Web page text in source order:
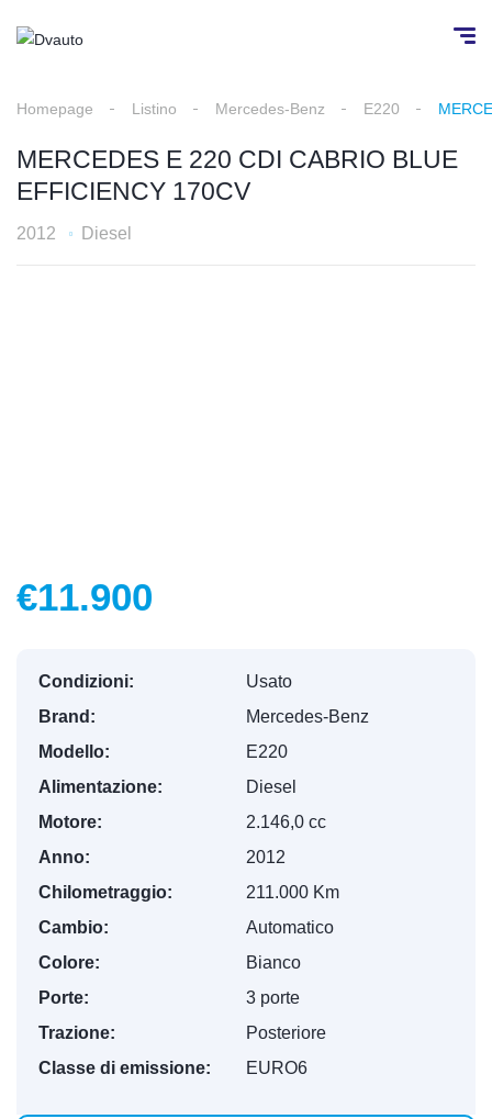
Homepage Listino Mercedes-Benz E220
MERCEDES E 220 CDI CABRIO BLUE
EFFICIENCY 170CV
2012 Diesel
€11.900
Condizioni:
Usato
Brand:
Mercedes-Benz
Modello:
E220
Alimentazione:
Diesel
Motore:
2.146,0 cc
Anno:
2012
Chilometraggio:
211.000 Km
Cambio:
Automatico
Colore:
Bianco
Porte:
3 porte
Trazione:
Posteriore
Classe di emissione:
EURO6